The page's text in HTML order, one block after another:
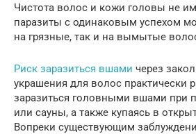
Чистота волос и кожи головы не
паразиты с одинаковым успехом
на грязные, так и на вымытые
Риск заразиться вшами через
украшения для волос практически
заразиться головными вшами при
или сауны, а также купаясь в
Вопреки существующим